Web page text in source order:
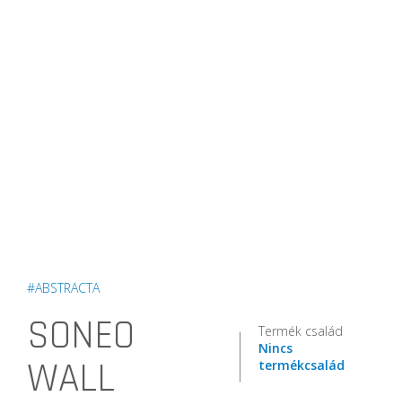
#ABSTRACTA
SONEO
WALL
Termék család
Nincs
termékcsalád